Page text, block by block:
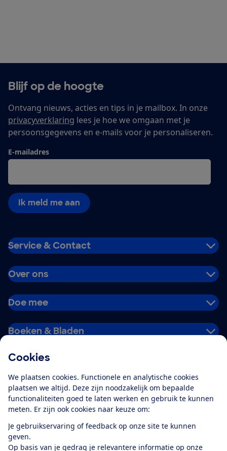
Cookies
We plaatsen cookies. Functionele en analytische cookies
plaatsen we altijd. Deze zijn noodzakelijk om bepaalde
functionaliteiten goed te laten werken en gebruik te kunnen
meten. Er zijn ook cookies naar keuze om:
Je gebruikservaring of feedback op onze site te kunnen
geven.
Op basis van je gedrag je relevantere informatie op onze
Blijf op de hoogte
Ontvang nieuws, acties en tips in je mailbox. In onze
privacyverklaring lees je hoe we omgaan met je
persoonsgegevens en e-mails voor je personaliseren.
E-mailadres
Ik meld me aan
Service & Contact
Over ons
Doe mee
Boeken & Bladen
Alles over de
app